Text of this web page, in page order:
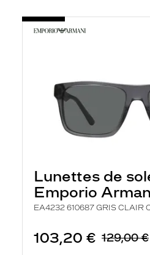
Lunettes de
Emporio
EA4232 610687 GRIS CLAIR
103,20 € 129,00 €